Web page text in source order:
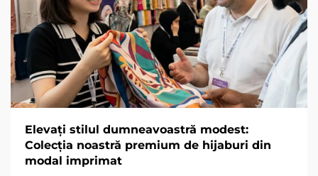
Elevați stilul dumneavoastră modest:
Colecția noastră premium de hijaburi din
modal imprimat